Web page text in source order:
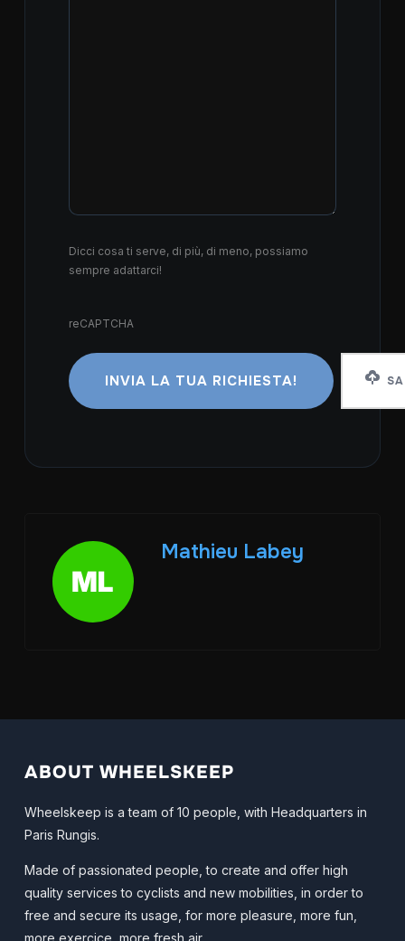
Dicci cosa ti serve, di più, di meno, possiamo
sempre adattarci!
reCAPTCHA
Mathieu Labey
ABOUT WHEELSKEEP
Wheelskeep is a team of 10 people, with Headquarters in
Paris Rungis.
Made of passionated people, to create and offer high
quality services to cyclists and new mobilities, in order to
free and secure its usage, for more pleasure, more fun,
more exercice, more fresh air.